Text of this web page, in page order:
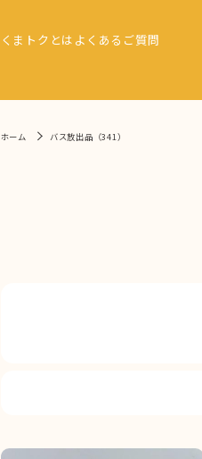
くまトクとは よくあるご質問
ホーム バス放出品（341）